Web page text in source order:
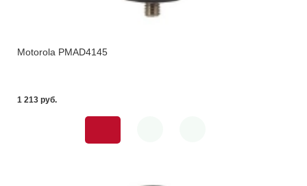
Motorola PMAD4145
1 213 pуб.